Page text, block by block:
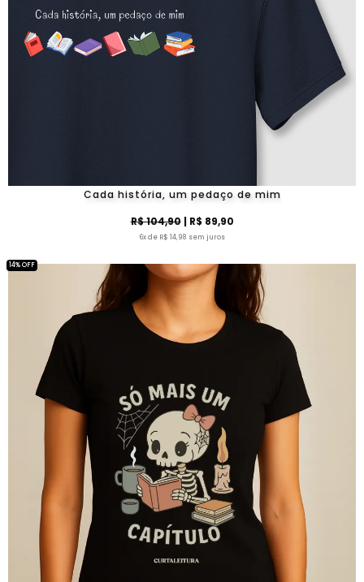
Cada história, um pedaço de mim
R$ 104,90| R$ 89,90
6x de R$ 14,98 sem juros
14% OFF